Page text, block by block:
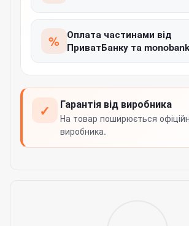
% Оплата частинами від
ПриватБанку та monobank
✓ Гарантія від виробника
На товар поширюється
виробника.